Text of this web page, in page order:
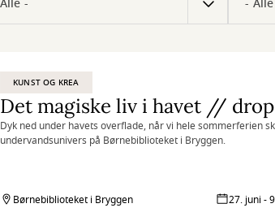
KUNST OG KREA
Det magiske liv i havet //
Dyk ned under havets overflade, når vi hele sommerferien
undervandsunivers på Børnebiblioteket i Bryggen.
Børnebiblioteket i Bryggen 27. juni -